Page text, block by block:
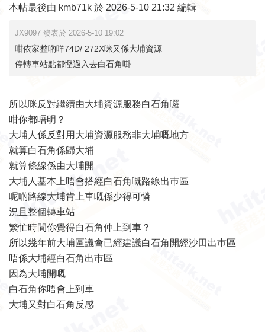
本帖最後由 kmb71k 於 2026-5-10 21:32 編輯
JX9097 發表於 2026-5-10 19:02
咁依家整啲咩74D/ 272X咪又係大埔資源
停轉車站點都慳過入去白石角啩
所以咪反對繼續由大埔資源服務白石角囉
咁你都唔明？
大埔人係反對用大埔資源服務非大埔嘅地方
就算白石角係歸大埔
就算條線係由大埔開
大埔人基本上唔會搭經白石角嘅路線出巿區
呢啲路線大埔肯上車嘅係少得可憐
況且整個轉車站
繁忙時間你覺得白石角仲上到車？
所以幾年前大埔區議會已經建議白石角開經沙田出巿區
唔係大埔經白石角出巿區
因為大埔開嘅
白石角你唔會上到車
大埔又對白石角反感